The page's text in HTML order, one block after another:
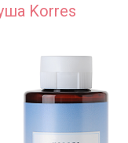
Korres